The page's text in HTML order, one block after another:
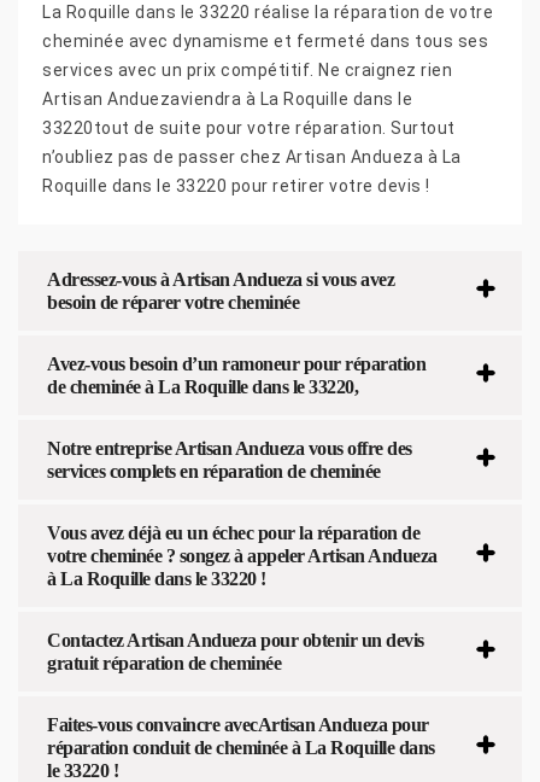
La Roquille dans le 33220 réalise la réparation de votre
cheminée avec dynamisme et fermeté dans tous ses
services avec un prix compétitif. Ne craignez rien
Artisan Anduezaviendra à La Roquille dans le
33220tout de suite pour votre réparation. Surtout
n’oubliez pas de passer chez Artisan Andueza à La
Roquille dans le 33220 pour retirer votre devis !
Adressez-vous à Artisan Andueza si vous avez
besoin de réparer votre cheminée
Avez-vous besoin d’un ramoneur pour réparation
de cheminée à La Roquille dans le 33220,
Notre entreprise Artisan Andueza vous offre des
services complets en réparation de cheminée
Vous avez déjà eu un échec pour la réparation de
votre cheminée ? songez à appeler Artisan Andueza
à La Roquille dans le 33220 !
Contactez Artisan Andueza pour obtenir un devis
gratuit réparation de cheminée
Faites-vous convaincre avecArtisan Andueza pour
réparation conduit de cheminée à La Roquille dans
le 33220 !